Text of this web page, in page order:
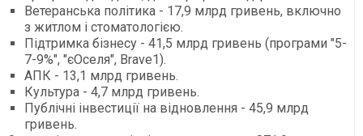
Ветеранська політика - 17,9 млрд гривень, включно
з житлом і стоматологією.
Підтримка бізнесу - 41,5 млрд гривень (програми "5-
7-9%", "єОселя", Brave1).
АПК - 13,1 млрд гривень.
Культура - 4,7 млрд гривень.
Публічні інвестиції на відновлення - 45,9 млрд
гривень.